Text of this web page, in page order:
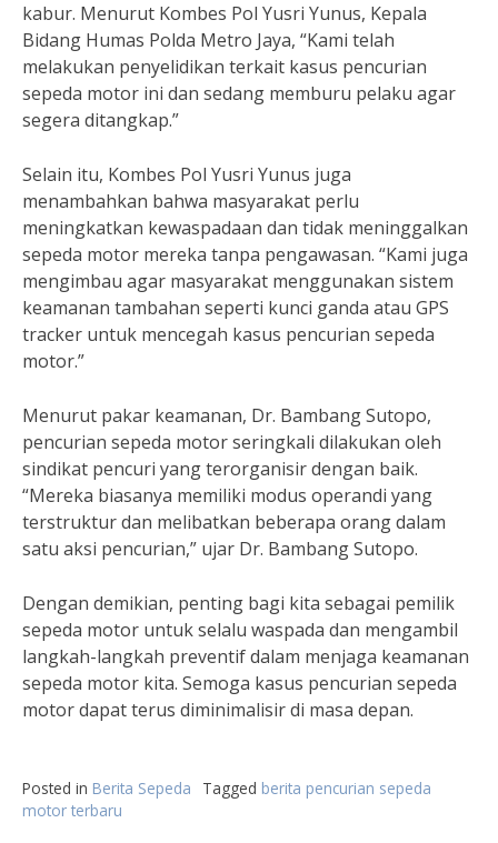
kabur. Menurut Kombes Pol Yusri Yunus, Kepala
Bidang Humas Polda Metro Jaya, “Kami telah
melakukan penyelidikan terkait kasus pencurian
sepeda motor ini dan sedang memburu pelaku agar
segera ditangkap.”
Selain itu, Kombes Pol Yusri Yunus juga
menambahkan bahwa masyarakat perlu
meningkatkan kewaspadaan dan tidak meninggalkan
sepeda motor mereka tanpa pengawasan. “Kami juga
mengimbau agar masyarakat menggunakan sistem
keamanan tambahan seperti kunci ganda atau GPS
tracker untuk mencegah kasus pencurian sepeda
motor.”
Menurut pakar keamanan, Dr. Bambang Sutopo,
pencurian sepeda motor seringkali dilakukan oleh
sindikat pencuri yang terorganisir dengan baik.
“Mereka biasanya memiliki modus operandi yang
terstruktur dan melibatkan beberapa orang dalam
satu aksi pencurian,” ujar Dr. Bambang Sutopo.
Dengan demikian, penting bagi kita sebagai pemilik
sepeda motor untuk selalu waspada dan mengambil
langkah-langkah preventif dalam menjaga keamanan
sepeda motor kita. Semoga kasus pencurian sepeda
motor dapat terus diminimalisir di masa depan.
Posted in Berita Sepeda Tagged berita pencurian sepeda
motor terbaru